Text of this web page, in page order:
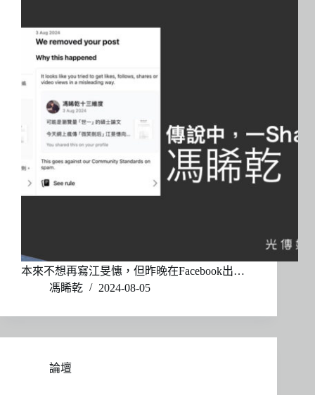
本來不想再寫江旻憓，但昨晚在Facebook出…
馮睎乾
2024-08-05
論壇